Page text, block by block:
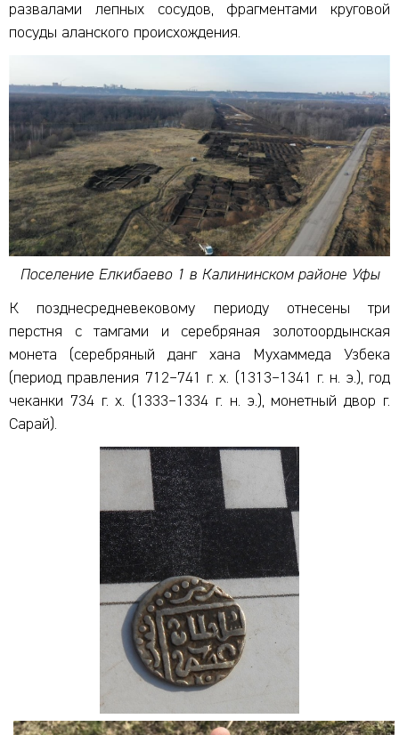
развалами лепных сосудов, фрагментами круговой
посуды аланского происхождения.
Поселение Елкибаево 1 в Калининском районе Уфы
К позднесредневековому периоду отнесены три
перстня с тамгами и серебряная золотоордынская
монета (серебряный данг хана Мухаммеда Узбека
(период правления 712–741 г. х. (1313–1341 г. н. э.), год
чеканки 734 г. х. (1333–1334 г. н. э.), монетный двор г.
Сарай).